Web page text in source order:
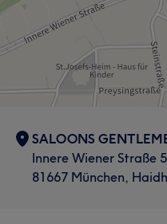
SALOONS
Innere Wiener Straße
81667 München,